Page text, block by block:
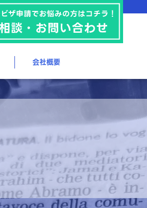
会社概要